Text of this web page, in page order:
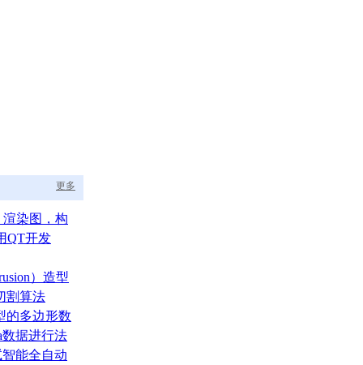
更多
渲染图，构
调度中枢
QT开发
）造型
割算法
的多边形数
据进行法
能全自动